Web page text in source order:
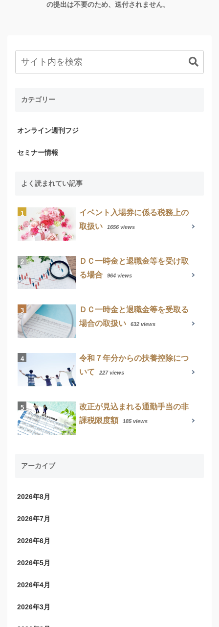
の提出は不要のため、送付されません。
カテゴリー
オンライン週刊フジ
セミナー情報
よく読まれてい記事
イベント入場券に係る税務上の
取扱い
1656 views
ＤＣ一時金と退職金等を受け取
る場合
964 views
ＤＣ一時金と退職金等を受取る
場合の取扱い
632 views
令和７年分からの扶養控除につ
いて
227 views
改正が見込まれる通勤手当の非
課税限度額
185 views
アーカイブ
2026年8月
2026年7月
2026年6月
2026年5月
2026年4月
2026年3月